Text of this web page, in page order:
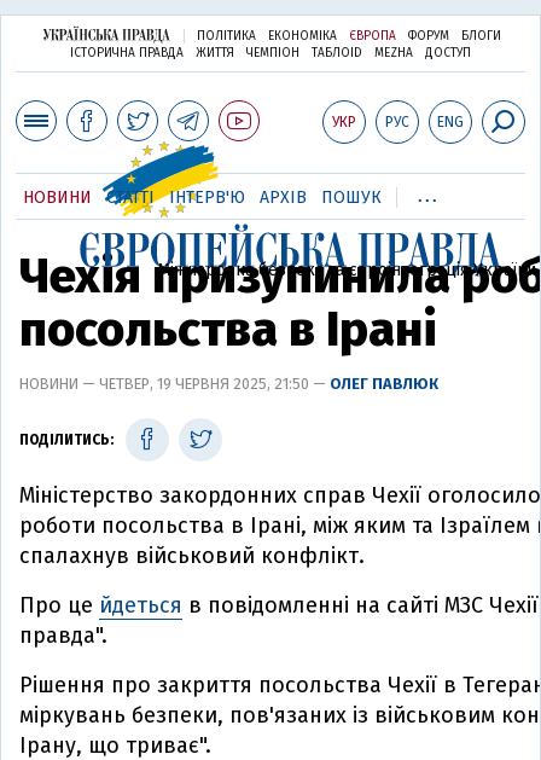
ПОЛІТИКА ЕКОНОМІКА ЄВРОПА ФОРУМ
БЛОГИ
ІСТОРИЧНА ПРАВДА
ЖИТТЯ ЧЕМПІОН ТАБЛОID MEZHA ДОСТУП
УКР РУС ENG
Міжнародна безпека та євроінтеграція України
НОВИНИ СТАТТІ ІНТЕРВ'Ю АРХІВ ПОШУК ...
Чехія призупинила
посольства в Ірані
НОВИНИ — ЧЕТВЕР, 19 ЧЕРВНЯ 2025, 21:50 — ОЛЕГ ПАВЛЮК
ПОДІЛИТИСЬ:
Міністерство закордонних справ Чехії
роботи посольства в Ірані, між яким та Ізраїлем
спалахнув військовий конфлікт.
Про це йдеться в повідомленні на сайті МЗС
правда".
Рішення про закриття посольства Чехії в
міркувань безпеки, пов'язаних із військовим
Ірану, що триває".